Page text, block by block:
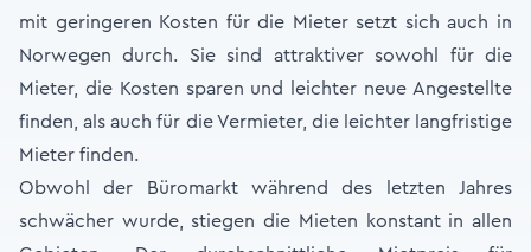
mit geringeren Kosten für die Mieter setzt sich auch in
Norwegen durch. Sie sind attraktiver sowohl für die
Mieter, die Kosten sparen und leichter neue Angestellte
finden, als auch für die Vermieter, die leichter langfristige
Mieter finden.
Obwohl der Büromarkt während des letzten Jahres
schwächer wurde, stiegen die Mieten konstant in allen